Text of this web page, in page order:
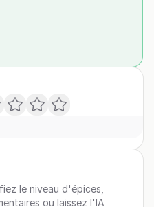
le niveau d'épices,
ou laissez l'IA